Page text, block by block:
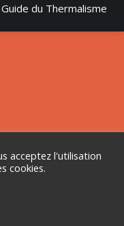
du Thermalisme
acceptez l'utilisation
cookies.